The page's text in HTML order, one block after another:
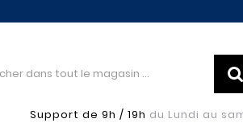
Support de 9h / 19h du Lundi au